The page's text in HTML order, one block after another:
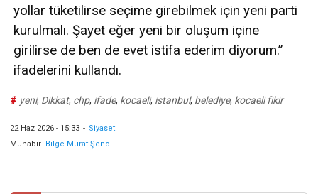
yollar tüketilirse seçime girebilmek için yeni parti
kurulmalı. Şayet eğer yeni bir oluşum içine
girilirse de ben de evet istifa ederim diyorum.”
ifadelerini kullandı.
# yeni, Dikkat, chp, ifade, kocaeli, istanbul, belediye, kocaeli fikir
22 Haz 2026 - 15:33 - Siyaset
Muhabir
Bilge Murat Şenol